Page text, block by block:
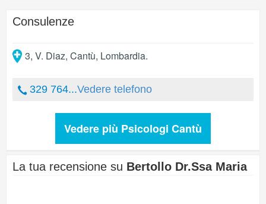
Consulenze
3, V. Diaz, Cantù, Lombardia.
329 764...Vedere telefono
Vedere più Psicologi Cantù
La tua recensione su Bertollo Dr.Ssa Maria